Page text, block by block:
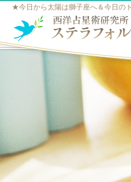
★今日から太陽は獅子座へ＆今日の